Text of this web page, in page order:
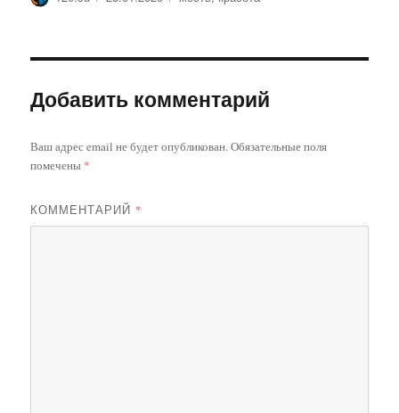
Добавить комментарий
Ваш адрес email не будет опубликован.Обязательные поля
помечены *
КОММЕНТАРИЙ *